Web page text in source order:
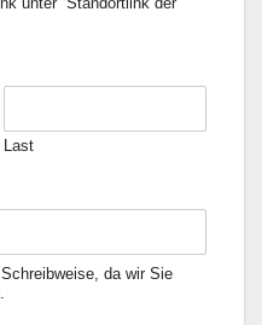
Last
da wir Sie